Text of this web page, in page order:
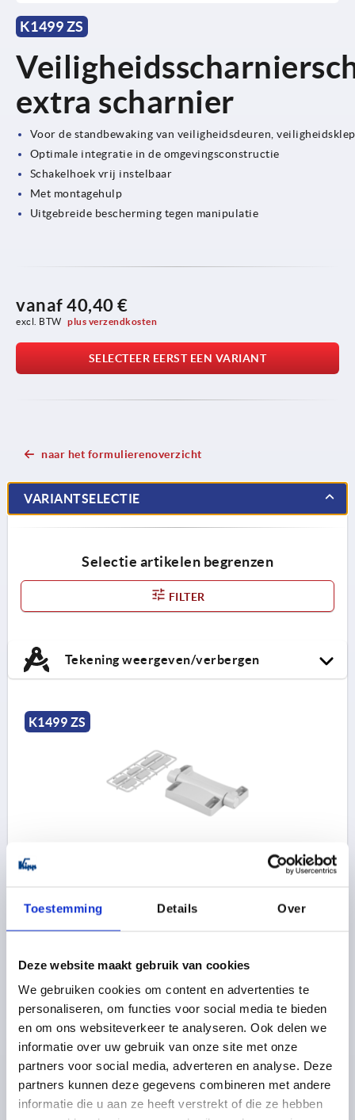
Toestemming Details Over
Deze website maakt gebruik van cookies
We gebruiken cookies om content en advertenties te
personaliseren, om functies voor social media te bieden
en om ons websiteverkeer te analyseren. Ook delen we
informatie over uw gebruik van onze site met onze
partners voor social media, adverteren en analyse. Deze
partners kunnen deze gegevens combineren met andere
informatie die u aan ze heeft verstrekt of die ze hebben
K1499 ZS
extra scharnier
Voor de standbewaking van veiligheidsdeuren,
Optimale integratie in de omgevingsconstructie
Schakelhoek vrij instelbaar
Met montagehulp
Uitgebreide bescherming tegen manipulatie
vanaf 40,40 €
excl. BTW plus verzendkosten
SELECTEER EERST EEN VARIANT
naar het formulierenoverzicht
VARIANTSELECTIE
Selectie artikelen begrenzen
FILTER
Tekening weergeven/verbergen
K1499 ZS
EXTRA SCHARNIER VOOR VEILIGHEIDS-SCHARNIE
78X116, ZINK, BEST:KUNSTSTOF
40,40 €
plus verzendkosten
PRODUCTGEGEVENS